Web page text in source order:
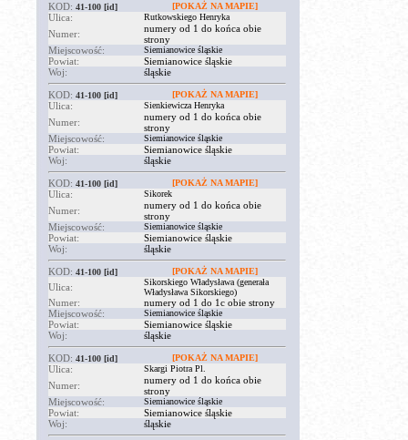
KOD: 41-100 [id] [POKAŻ NA MAPIE]
Ulica: Rutkowskiego Henryka
Numer:
numery od 1 do końca obie
strony
Miejscowość:
Siemianowice śląskie
Powiat:
Siemianowice śląskie
Woj:
śląskie
KOD: 41-100 [id] [POKAŻ NA MAPIE]
Ulica: Sienkiewicza Henryka
Numer:
numery od 1 do końca obie
strony
Miejscowość:
Siemianowice śląskie
Powiat:
Siemianowice śląskie
Woj:
śląskie
KOD: 41-100 [id] [POKAŻ NA MAPIE]
Ulica: Sikorek
Numer:
numery od 1 do końca obie
strony
Miejscowość:
Siemianowice śląskie
Powiat:
Siemianowice śląskie
Woj:
śląskie
KOD: 41-100 [id] [POKAŻ NA MAPIE]
Ulica:
Sikorskiego Władysława (generała
Władysława Sikorskiego)
Numer:
numery od 1 do 1c obie strony
Miejscowość:
Siemianowice śląskie
Powiat:
Siemianowice śląskie
Woj:
śląskie
KOD: 41-100 [id] [POKAŻ NA MAPIE]
Ulica: Skargi Piotra Pl.
Numer:
numery od 1 do końca obie
strony
Miejscowość:
Siemianowice śląskie
Powiat:
Siemianowice śląskie
Woj:
śląskie